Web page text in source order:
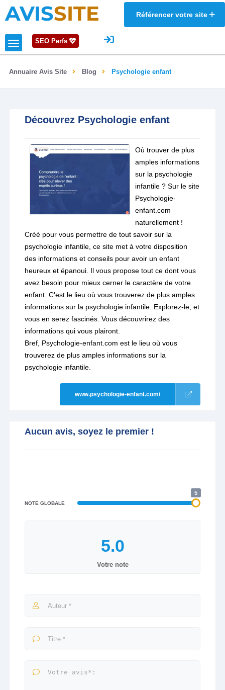
AVISSITE Référencer votre site
SEO Perfs
Annuaire Avis Site Blog Psychologie enfant
Découvrez Psychologie enfant
Où trouver de plus
amples informations
sur la psychologie
infantile ? Sur le site
Psychologie-
enfant.com
naturellement !
Créé pour vous permettre de tout savoir sur la
psychologie infantile, ce site met à votre disposition
des informations et conseils pour avoir un enfant
heureux et épanoui. Il vous propose tout ce dont vous
avez besoin pour mieux cerner le caractère de votre
enfant. C'est le lieu où vous trouverez de plus amples
informations sur la psychologie infantile. Explorez-le, et
vous en serez fascinés. Vous découvrirez des
informations qui vous plairont.
Bref, Psychologie-enfant.com est le lieu où vous
trouverez de plus amples informations sur la
psychologie infantile.
www.psychologie-enfant.com/
Aucun avis, soyez le premier !
NOTE GLOBALE
5
Votre note